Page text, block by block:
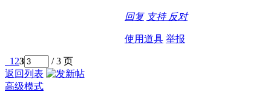
回复 支持 反对
使用道具 举报
1 23
/ 3 页
返回列表
高级模式